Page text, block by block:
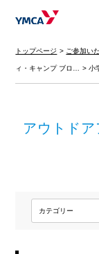
トップページ ご参加い
ィ・キャンプ ブロ… 小
アウトド